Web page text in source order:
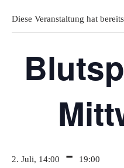
Diese Veranstaltung hat
2. Juli, 14:00 - 19:00